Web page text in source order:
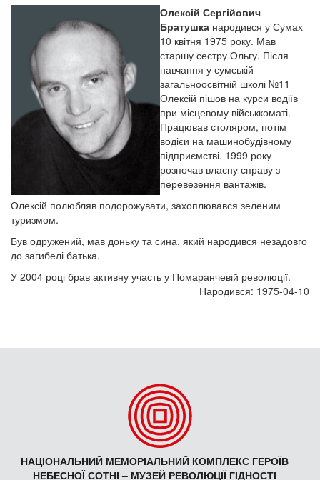
Олексій Сергійович
Братушка народився у Сумах
10 квітня 1975 року. Мав
старшу сестру Ольгу. Після
навчання у сумській
загальноосвітній школі №11
Олексій пішов на курси водіїв
при місцевому військкоматі.
Працював столяром, потім
водієи на машинобудівному
підприємстві. 1999 року
розпочав власну справу з
перевезення вантажів.
Олексій полюбляв подорожувати, захоплювався зеленим
туризмом.
Був одружений, мав доньку та сина, який народився незадовго
до загибелі батька.
У 2004 році брав активну участь у Помаранчевій революції.
Народився: 1975-04-10
НАЦІОНАЛЬНИЙ МЕМОРІАЛЬНИЙ КОМПЛЕКС ГЕРОЇВ
НЕБЕСНОЇ СОТНІ – МУЗЕЙ РЕВОЛЮЦІЇ ГІДНОСТІ